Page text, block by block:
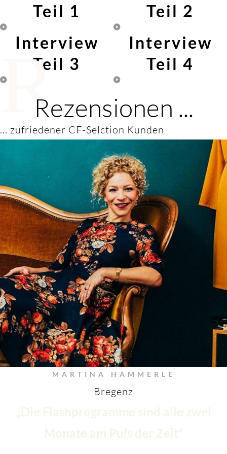
Teil 1
Teil 2
Interview
Teil 3
Interview
Teil 4
RRezensionen ...
... zufriedener CF-Selction Kunden
MARTINA HÄMMERLE
Bregenz
„Die Flashprogramme sind alle zwei
Monate am Puls der Zeit“